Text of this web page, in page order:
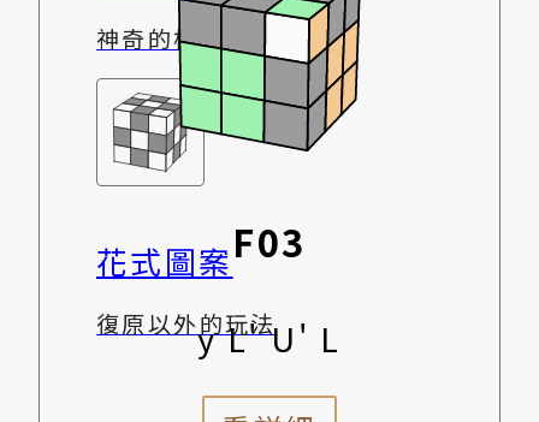
神奇的柱狀體
花式圖案
復原以外的玩法
F03
y L' U' L